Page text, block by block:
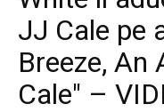
JJ Cale pe
Breeze, An
Cale" –